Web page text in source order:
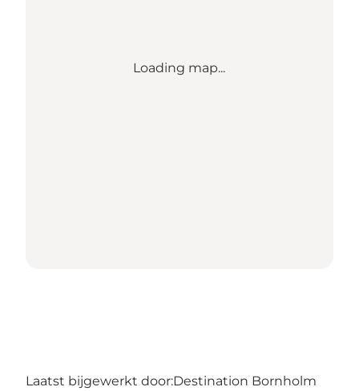
Loading map...
Laatst bijgewerkt door:Destination Bornholm